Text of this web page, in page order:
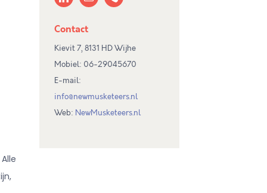
Contact
Kievit 7, 8131 HD Wijhe
Mobiel: 06-29045670
E-mail:
info@newmusketeers.nl
Web: NewMusketeers.nl